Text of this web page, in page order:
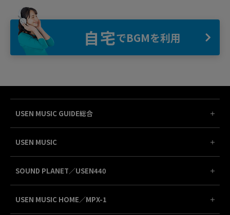
自宅でBGMを利用
USEN MUSIC GUIDE総合
USEN MUSIC
SOUND PLANET／USEN440
USEN MUSIC HOME／MPX-1